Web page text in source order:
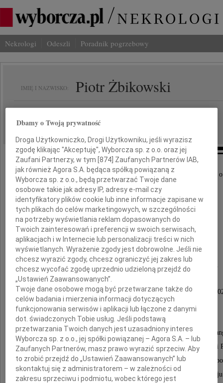
Nekrologi Odeszli Poradnik pogrzebowy
IMIĘ I NAZWISKO: Piotr Żbikowski
Warszawa
DATA EMISJI: 06.05.2025
Z głębokim żalem i smutkiem przyjęliśmy wiadomość
Piotra Żbikowskiego
dziennikarza, publicysty,
Człowieka, który ostatnie 25 lat
poświęcił pracy w warszawskim samorządzie.
Żegnamy naszego kolegę, który w latach 2018-
był członkiem Rady m.st. Warszawy.
W naszej pamięci pozostanie jako Osoba szczególnie
w działalność na rzecz lokalnej społeczności Dzielnic Ochota i
ale również w upamiętnianie istotnych wydarzeń i
- jak sam mówił - czasów wojen i czasów
Dbamy o Twoją prywatność
Droga Użytkowniczko, Drogi Użytkowniku, jeśli wyrazisz
zgodę klikając "Akceptuję", Wyborcza sp. z o.o. oraz jej
Zaufani Partnerzy, w tym [874 ] Zaufanych Partnerów IAB,
jak również Agora S.A. będąca spółką powiązaną z
Wyborcza sp. z o.o., będą przetwarzać Twoje dane
osobowe takie jak adresy IP, adresy e-mail czy
identyfikatory plików cookie lub inne informacje zapisane w
tych plikach do celów marketingowych, w szczególności
na potrzeby wyświetlania reklam dopasowanych do
Twoich zainteresowań i preferencji w swoich serwisach,
aplikacjach i w Internecie lub personalizacji treści w nich
wyświetlanych. Wyrażenie zgody jest dobrowolne. Jeśli nie
chcesz wyrazić zgody, chcesz ograniczyć jej zakres lub
chcesz wycofać zgodę uprzednio udzieloną przejdź do
„Ustawień Zaawansowanych”.
Twoje dane osobowe mogą być przetwarzane także do
celów badania i mierzenia informacji dotyczących
funkcjonowania serwisów i aplikacji lub łączone z danymi
dot. świadczonych Tobie usług. Jeśli podstawą
przetwarzania Twoich danych jest uzasadniony interes
Wyborcza sp. z o.o., jej spółki powiązanej – Agora S.A. – lub
Zaufanych Partnerów, masz prawo wyrazić sprzeciw. Aby
to zrobić przejdź do „Ustawień Zaawansowanych” lub
skontaktuj się z administratorem – w zależności od
zakresu sprzeciwu i podmiotu, wobec którego jest